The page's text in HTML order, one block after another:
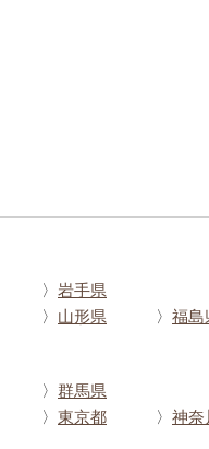
〉 岩手県
〉 山形県 〉 福島
〉 群馬県
〉 東京都 〉 神奈